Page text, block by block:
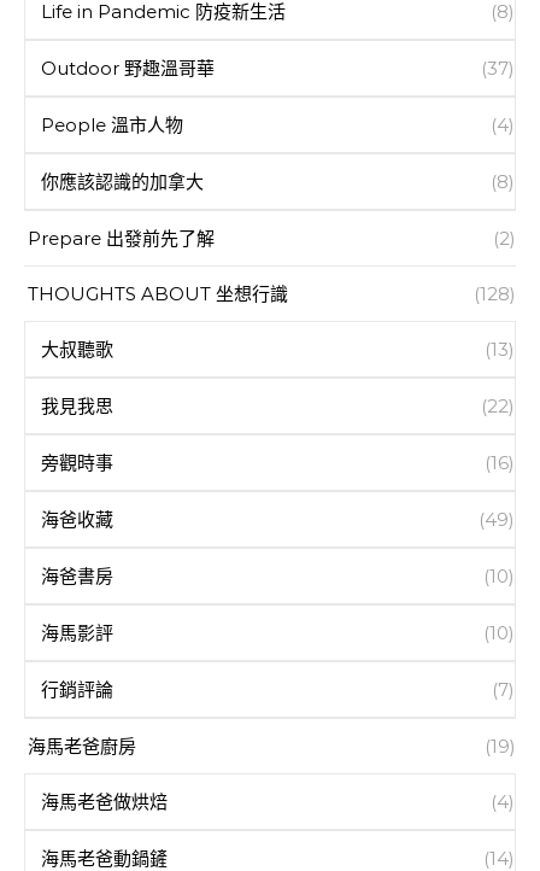
Life in Pandemic 防疫新生活 (8)
Outdoor 野趣溫哥華 (37)
People 溫市人物 (4)
你應該認識的加拿大 (8)
Prepare 出發前先了解 (2)
THOUGHTS ABOUT 坐想行識 (128)
大叔聽歌 (13)
我見我思 (22)
旁觀時事 (16)
海爸收藏 (49)
海爸書房 (10)
海馬影評 (10)
行銷評論 (7)
海馬老爸廚房 (19)
海馬老爸做烘焙 (4)
海馬老爸動鍋鏟 (14)